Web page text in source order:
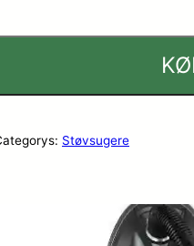
Støvsugere